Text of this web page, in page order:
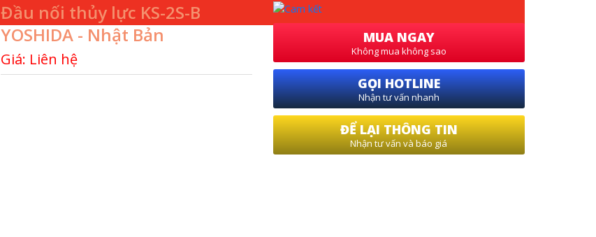
Đầu nối thủy lực KS-2S-B
YOSHIDA - Nhật Bản
Giá: Liên hệ
MUA NGAY
Không mua không sao
GỌI HOTLINE
Nhận tư vấn nhanh
ĐỂ LẠI THÔNG TIN
Nhận tư vấn và báo giá